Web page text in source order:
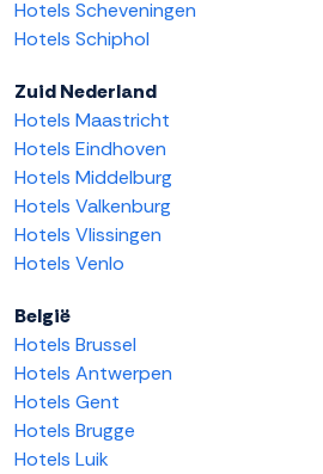
Hotels Scheveningen
Hotels Schiphol
Zuid Nederland
Hotels Maastricht
Hotels Eindhoven
Hotels Middelburg
Hotels Valkenburg
Hotels Vlissingen
Hotels Venlo
België
Hotels Brussel
Hotels Antwerpen
Hotels Gent
Hotels Brugge
Hotels Luik